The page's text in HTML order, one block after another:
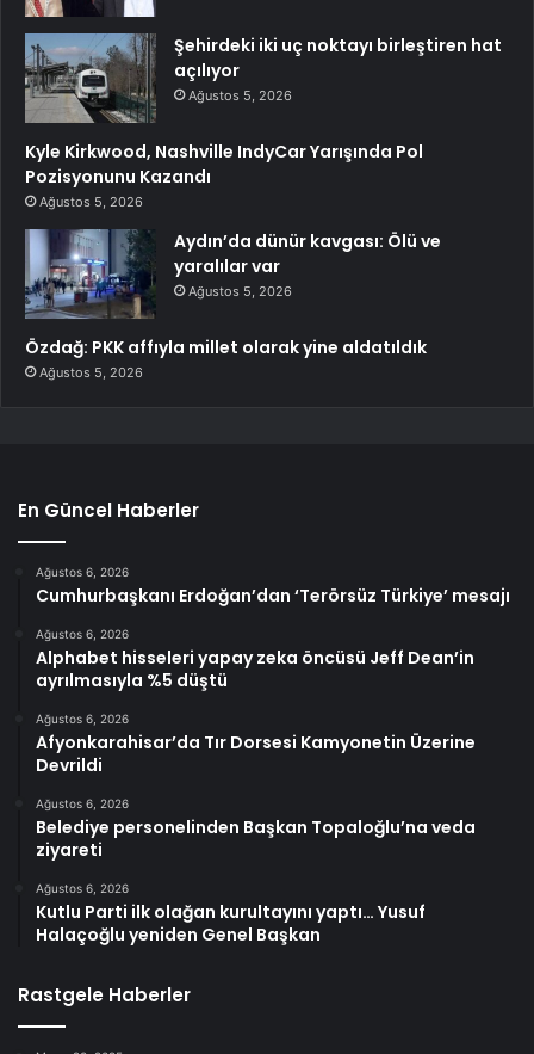
Şehirdeki iki uç noktayı birleştiren hat
açılıyor
Ağustos 5, 2026
Kyle Kirkwood, Nashville IndyCar Yarışında Pol
Pozisyonunu Kazandı
Ağustos 5, 2026
Aydın’da dünür kavgası: Ölü ve
yaralılar var
Ağustos 5, 2026
Özdağ: PKK affıyla millet olarak yine aldatıldık
Ağustos 5, 2026
En Güncel Haberler
Ağustos 6, 2026
Cumhurbaşkanı Erdoğan’dan ‘Terörsüz Türkiye’ mesajı
Ağustos 6, 2026
Alphabet hisseleri yapay zeka öncüsü Jeff Dean’in
ayrılmasıyla %5 düştü
Ağustos 6, 2026
Afyonkarahisar’da Tır Dorsesi Kamyonetin Üzerine
Devrildi
Ağustos 6, 2026
Belediye personelinden Başkan Topaloğlu’na veda
ziyareti
Ağustos 6, 2026
Kutlu Parti ilk olağan kurultayını yaptı… Yusuf
Halaçoğlu yeniden Genel Başkan
Rastgele Haberler